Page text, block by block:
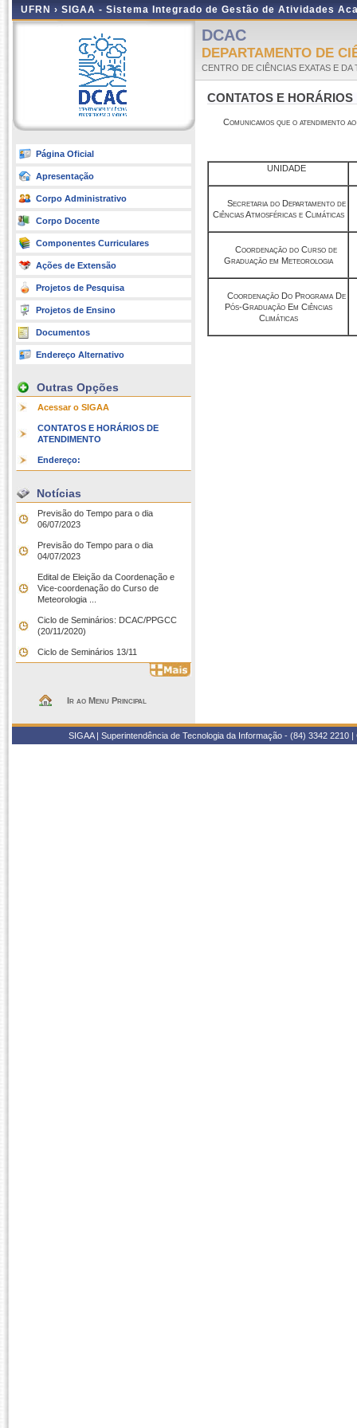
UFRN › SIGAA - Sistema Integrado de Gestão de Atividades
Página Oficial
Apresentação
Corpo Administrativo
Corpo Docente
Componentes Curriculares
Ações de Extensão
Projetos de Pesquisa
Projetos de Ensino
Documentos
Endereço Alternativo
Outras Opções
Acessar o SIGAA
CONTATOS E HORÁRIOS DE
ATENDIMENTO
Endereço:
Notícias
Previsão do Tempo para o dia
06/07/2023
Previsão do Tempo para o dia
04/07/2023
Edital de Eleição da Coordenação e
Vice-coordenação do Curso de
Meteorologia ...
Ciclo de Seminários: DCAC/PPGCC
(20/11/2020)
Ciclo de Seminários 13/11
Ir ao Menu Principal
DCAC
DEPARTAMENTO DE
CENTRO DE CIÊNCIAS EXATAS E DA
CONTATOS E HORÁRIOS
Comunicamos que o atendimento
UNIDADE
Secretaria do Departamento de
Ciências Atmosféricas e Climáticas
Coordenação do Curso de
Graduação em Meteorologia
Coordenação Do Programa De
Pós-Graduação Em Ciências
Climáticas
SIGAA | Superintendência de Tecnologia da Informação - (84) 3342